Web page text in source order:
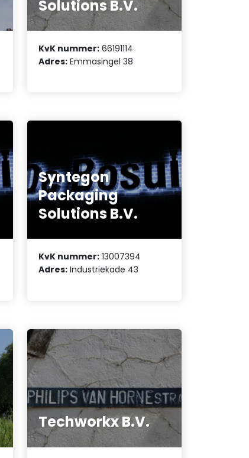
Solutions B.V.
KvK nummer: 66191114
Adres: Emmasingel 38
Syntegon
Packaging
Solutions B.V.
KvK nummer: 13007394
Adres: Industriekade 43
Techworkx B.V.